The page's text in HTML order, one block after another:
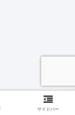
サイドバー